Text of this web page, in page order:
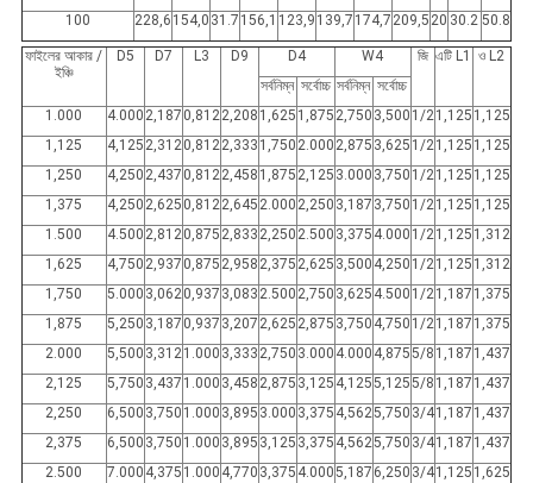
100
228,6 154,0 31.7 156,1 123,9 139,7 174,7 209,5 20 30.2 50.8
ফাইলের আকার /
ইঞ্চি
D5 D7 L3 D9 D4 W4 জি এটি L1
ও L2
সর্বনিম্ন সর্বোচ্চ সর্বনিম্ন সর্বোচ্চ
1.000
4.000 2,187 0,8122,208 1,625 1,875 2,750 3,500 1/21,125 1,125
1,125
4,125 2,3120,8122,333 1,750 2.000 2,875 3,625 1/21,125 1,125
1,250
4,250 2,437 0,8122,458 1,875 2,125 3.000 3,750 1/21,125 1,125
1,375
4,250 2,625 0,8122,645 2.000 2,250 3,187 3,750 1/21,125 1,125
1.500
4.500 2,8120,875 2,833 2,250 2.500 3,375 4.000 1/21,125 1,312
1,625
4,750 2,937 0,875 2,958 2,375 2,625 3,500 4,250 1/21,125 1,312
1,750
5.000 3,0620,937 3,083 2.500 2,750 3,625 4.500 1/21,187 1,375
1,875
5,250 3,187 0,937 3,207 2,625 2,875 3,750 4,750 1/21,187 1,375
2.000
5,500 3,3121.000 3,333 2,750 3.000 4.000 4,8755/8 1,187 1,437
2,125
5,750 3,437 1.000 3,458 2,875 3,125 4,1255,1255/8 1,187 1,437
2,250
6,500 3,750 1.000 3,895 3.000 3,375 4,5625,750 3/41,187 1,437
2,375
6,500 3,750 1.000 3,895 3,125 3,375 4,5625,750 3/41,187 1,437
2.500
7.000 4,375 1.000 4,770 3,375 4.0005,187 6,250 3/41,125 1,625